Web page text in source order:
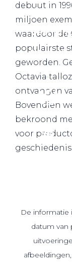
Verhuur
debuut in
miljoen
waardoor de
populairste
geworden.
Octavia
ontvangen
Bovendien
bekroond
voor
De informatie
datum van